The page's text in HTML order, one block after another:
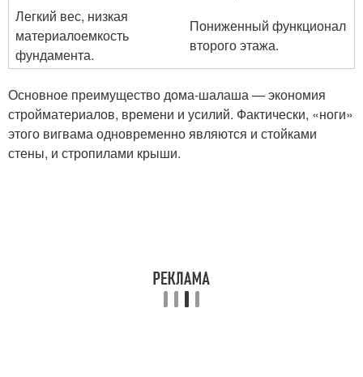
Легкий вес, низкая
материалоемкость
фундамента.
Пониженный функционал
второго этажа.
Основное преимущество дома-шалаша — экономия
стройматериалов, времени и усилий. Фактически, «ноги»
этого вигвама одновременно являются и стойками
стены, и стропилами крыши.